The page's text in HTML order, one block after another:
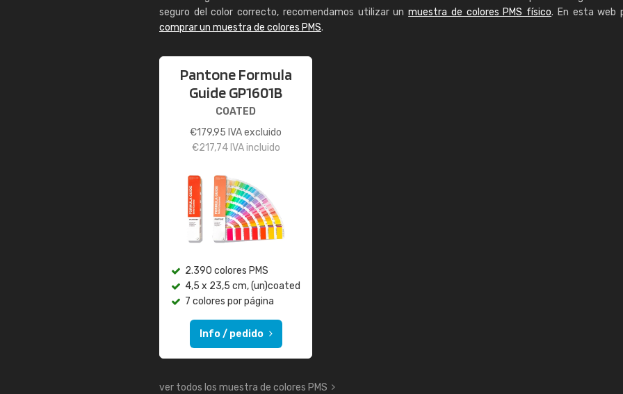
seguro del color correcto, recomendamos utilizar unmuestra de colores PMS físico. En esta web
comprar un muestra de colores PMS.
Pantone Formula
Guide GP1601B
COATED
€179,95 IVA excluido
€217,74IVA incluido
2.390 colores PMS
4,5 x 23,5 cm, (un)coated
7 colores por página
Info / pedido
ver todos los muestra de colores PMS